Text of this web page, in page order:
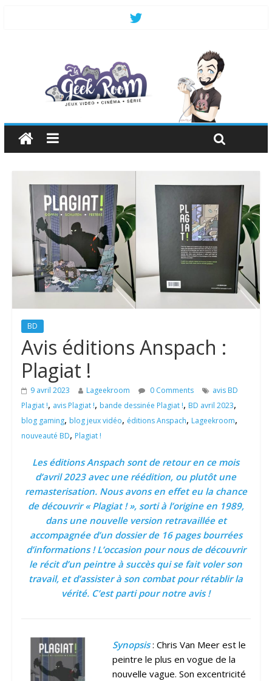
BD
Avis éditions Anspach :
Plagiat !
9 avril 2023 Lageekroom 0 Comments
avis BD
Plagiat !, avis Plagiat !, bande dessinée Plagiat !, BD avril 2023,
blog gaming, blog jeux vidéo, éditions Anspach, Lageekroom,
nouveauté BD, Plagiat !
Les éditions Anspach sont de retour en ce mois
d’avril 2023 avec une réédition, ou plutôt une
remasterisation. Nous avons en effet eu la chance
de découvrir « Plagiat ! », sorti à l’origine en 1989,
dans une nouvelle version retravaillée et
accompagnée d’un dossier de 16 pages bourrées
d’informations ! L’occasion pour nous de découvrir
le récit d’un peintre à succès qui se fait voler son
travail, et d’assister à son combat pour rétablir la
vérité. C’est parti pour notre avis !
Synopsis: Chris Van Meer est le
peintre le plus en vogue de la
nouvelle vague. Son excentricité